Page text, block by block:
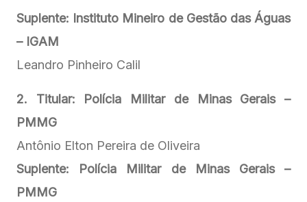
Suplente: Instituto Mineiro de Gestão das Águas
– IGAM
Leandro Pinheiro Calil
2. Titular: Polícia Militar de Minas Gerais –
PMMG
Antônio Elton Pereira de Oliveira
Suplente: Polícia Militar de Minas Gerais –
PMMG